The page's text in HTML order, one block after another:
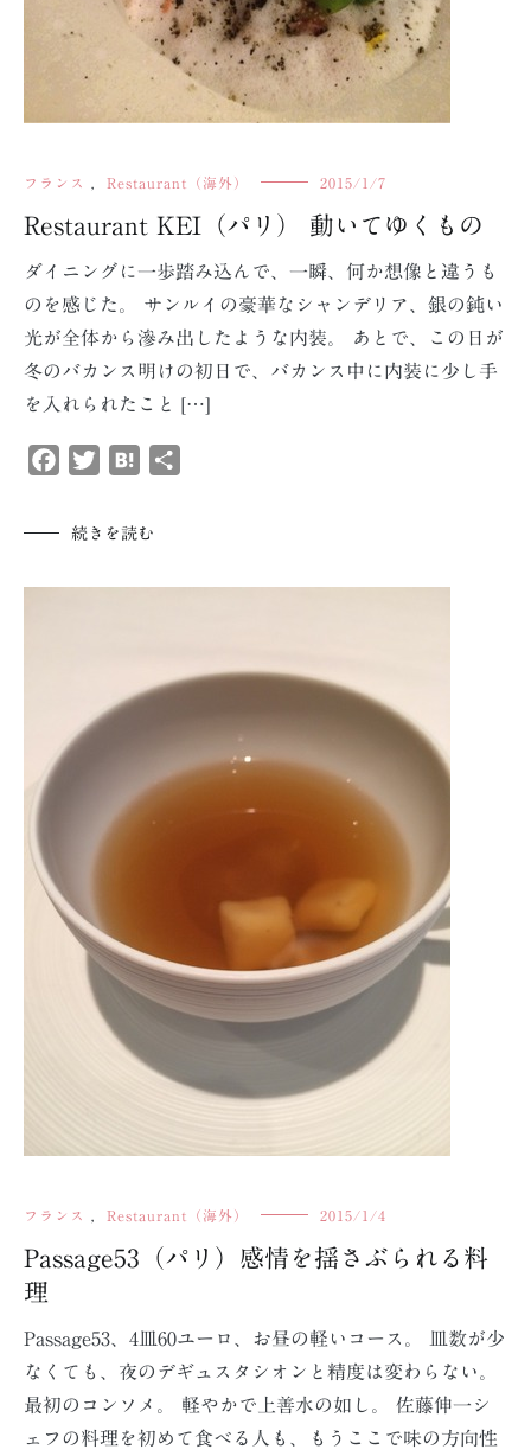
フランス Restaurant（海外） 2015/1/7
Restaurant KEI（パリ） 動いてゆくもの
ダイニングに一歩踏み込んで、一瞬、何か想像と違うも
のを感じた。 サンルイの豪華なシャンデリア、銀の鈍い
光が全体から滲み出したような内装。 あとで、この日が
冬のバカンス明けの初日で、バカンス中に内装に少し手
を入れられたこと […]
Facebook
Twitter
Hatena
続きを読む
フランス Restaurant（海外） 2015/1/4
Passage53（パリ）感情を揺さぶられる料
理
Passage53、4皿60ユーロ、お昼の軽いコース。 皿数が少
なくても、夜のデギュスタシオンと精度は変わらない。
最初のコンソメ。 軽やかで上善水の如し。 佐藤伸一シ
ェフの料理を初めて食べる人も、もうここで味の方向性